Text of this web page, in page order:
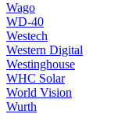
Wago
WD-40
Westech
Western Digital
Westinghouse
WHC Solar
World Vision
Wurth